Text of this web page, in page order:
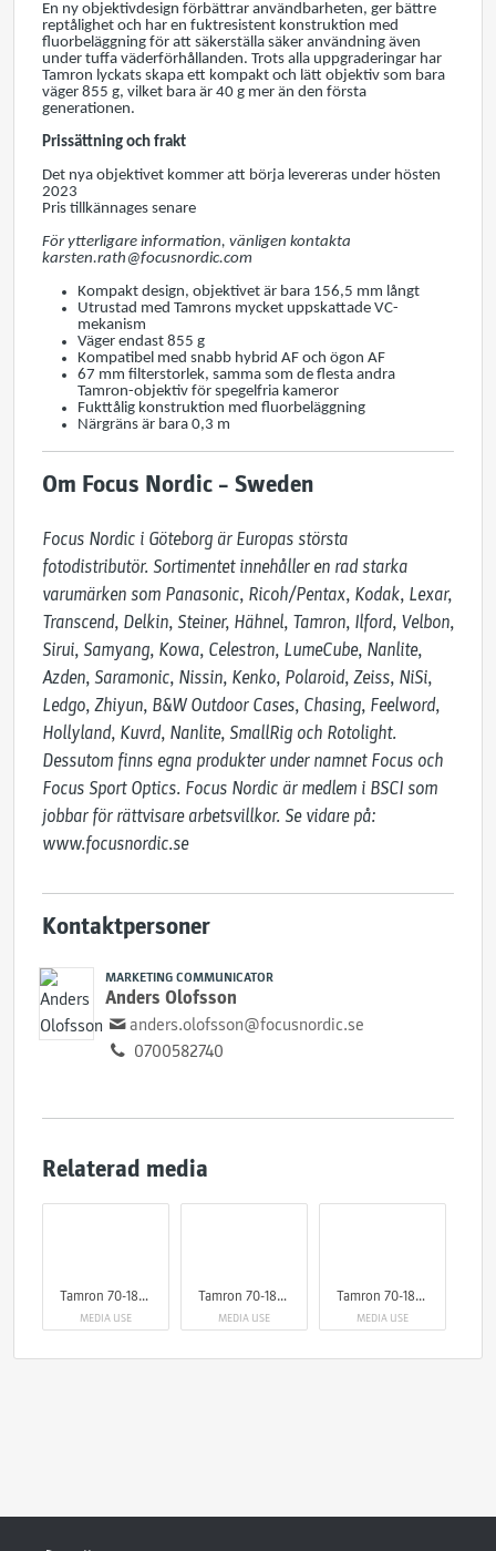
En ny objektivdesign förbättrar användbarheten, ger bättre
reptålighet och har en fuktresistent konstruktion med
fluorbeläggning för att säkerställa säker användning även
under tuffa väderförhållanden. Trots alla uppgraderingar har
Tamron lyckats skapa ett kompakt och lätt objektiv som bara
väger 855 g, vilket bara är 40 g mer än den första
generationen.
Prissättning och frakt
Det nya objektivet kommer att börja levereras under hösten
2023
Pris tillkännages senare
För ytterligare information, vänligen kontakta
karsten.rath@focusnordic.com
Kompakt design, objektivet är bara 156,5 mm långt
Utrustad med Tamrons mycket uppskattade VC-
mekanism
Väger endast 855 g
Kompatibel med snabb hybrid AF och ögon AF
67 mm filterstorlek, samma som de flesta andra
Tamron-objektiv för spegelfria kameror
Fukttålig konstruktion med fluorbeläggning
Närgräns är bara 0,3 m
Om Focus Nordic – Sweden
Focus Nordic i Göteborg är Europas största
fotodistributör. Sortimentet innehåller en rad starka
varumärken som Panasonic, Ricoh/Pentax, Kodak, Lexar,
Transcend, Delkin, Steiner, Hähnel, Tamron, Ilford, Velbon,
Sirui, Samyang, Kowa, Celestron, LumeCube, Nanlite,
Azden, Saramonic, Nissin, Kenko, Polaroid, Zeiss, NiSi,
Ledgo, Zhiyun, B&W Outdoor Cases, Chasing, Feelword,
Hollyland, Kuvrd, Nanlite, SmallRig och Rotolight.
Dessutom finns egna produkter under namnet Focus och
Focus Sport Optics. Focus Nordic är medlem i BSCI som
jobbar för rättvisare arbetsvillkor. Se vidare på:
www.focusnordic.se
Kontaktpersoner
MARKETING COMMUNICATOR
Anders Olofsson
anders.olofsson@focusnordic.se
0700582740
Relaterad media
Tamron 70-180mm F2.8 Di III VC VXD G2
MEDIA USE
Tamron 70-180mm F2.8 Di III VC VXD G2
MEDIA USE
Tamron 70-180mm F2.8 Di III VC VXD G2
MEDIA USE